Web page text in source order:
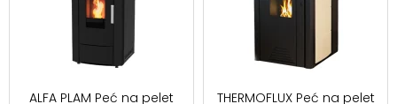
ALFA PLAM Peć na pelet
THERMOFLUX Peć na pelet